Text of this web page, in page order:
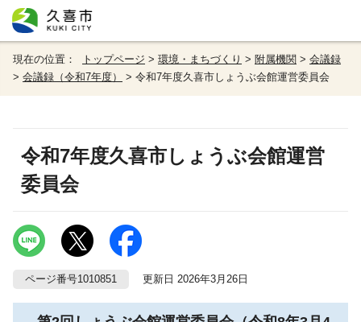
現在の位置： トップページ > 環境・まちづくり > 附属機関 > 会議録
> 会議録（令和7年度） > 令和7年度久喜市しょうぶ会館運営委員会
令和7年度久喜市しょうぶ会館運営
委員会
ページ番号1010851 更新日 2026年3月26日